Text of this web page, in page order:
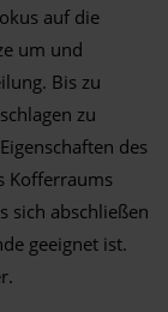
auf die
um und
Bis zu
zu
des
Kofferraums
sich abschließen
geeignet ist.